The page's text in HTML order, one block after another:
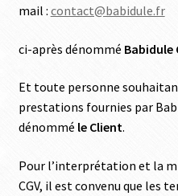
mail : contact@babidule.fr
ci-après dénommé Babidule
Et toute personne
prestations fournies par
dénommé le Client.
Pour l’interprétation et la
CGV, il est convenu que les